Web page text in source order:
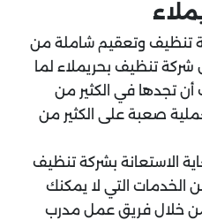
تنظيف وتعقيم شاملة من
شركة تنظيف بحريملاء لما
تجدها في الكثير من
صعبة على الكثير من
الاستعانة بشركة تنظيف
الخدمات التي لا يمكنك
من خلال فريق عمل مدرب